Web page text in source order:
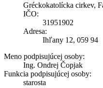
Gréckokatolícka cirkev,
IČO:
31951902
Adresa:
Ihľany 12, 059 94
Meno podpisujúcej osoby:
Ing. Ondrej Čopjak
Funkcia podpisujúcej osoby:
starosta